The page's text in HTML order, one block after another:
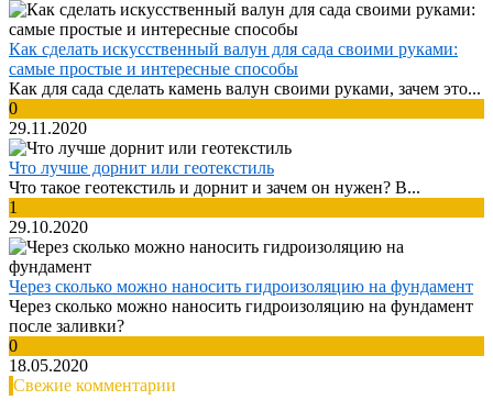
Как сделать искусственный валун для сада своими руками:
самые простые и интересные способы
Как для сада сделать камень валун своими руками, зачем это...
0
29.11.2020
Что лучше дорнит или геотекстиль
Что такое геотекстиль и дорнит и зачем он нужен? В...
1
29.10.2020
Через сколько можно наносить гидроизоляцию на фундамент
Через сколько можно наносить гидроизоляцию на фундамент
после заливки?
0
18.05.2020
Свежие комментарии